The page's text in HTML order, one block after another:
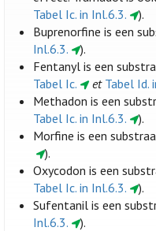
Tabel Ic. in Inl.6.3.
).
Buprenorfine is een
Inl.6.3.
).
Fentanyl is een
Tabel Ic.
et Tabel Id.
Methadon is een
Tabel Ic. in Inl.6.3.
).
Morfine is een
).
Oxycodon is een
Tabel Ic. in Inl.6.3.
).
Sufentanil is een
Inl.6.3.
).